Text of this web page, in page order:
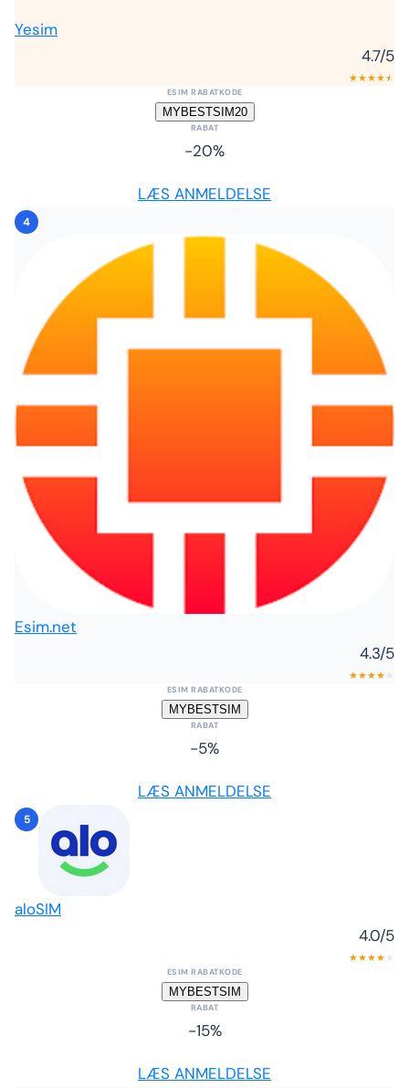
Yesim
4.7/5
★★★★★
★
ESIM RABATKODE
MYBESTSIM20
RABAT
-20%
LÆS ANMELDELSE
4
Esim.net
4.3/5
★★★★
ESIM RABATKODE
MYBESTSIM
RABAT
-5%
LÆS ANMELDELSE
5
aloSIM
4.0/5
★★★★ ★
ESIM RABATKODE
MYBESTSIM
RABAT
-15%
LÆS ANMELDELSE